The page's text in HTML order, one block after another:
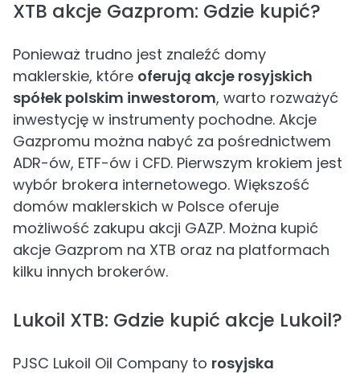
XTB akcje Gazprom: Gdzie kupić?
Ponieważ trudno jest znaleźć domy
maklerskie, które oferują akcje rosyjskich
spółek polskim inwestorom, warto rozważyć
inwestycję w instrumenty pochodne. Akcje
Gazpromu można nabyć za pośrednictwem
ADR-ów, ETF-ów i CFD. Pierwszym krokiem jest
wybór brokera internetowego. Większość
domów maklerskich w Polsce oferuje
możliwość zakupu akcji GAZP. Można kupić
akcje Gazprom na XTB oraz na platformach
kilku innych brokerów.
Lukoil XTB: Gdzie kupić akcje Lukoil?
PJSC Lukoil Oil Company to rosyjska